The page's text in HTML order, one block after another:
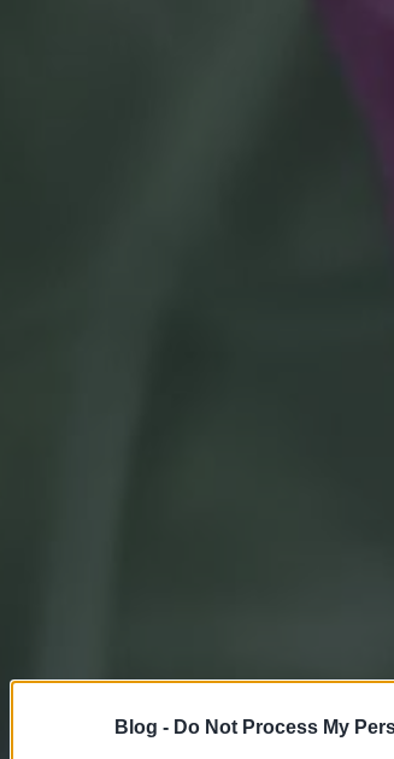
Blog - Do Not Process My